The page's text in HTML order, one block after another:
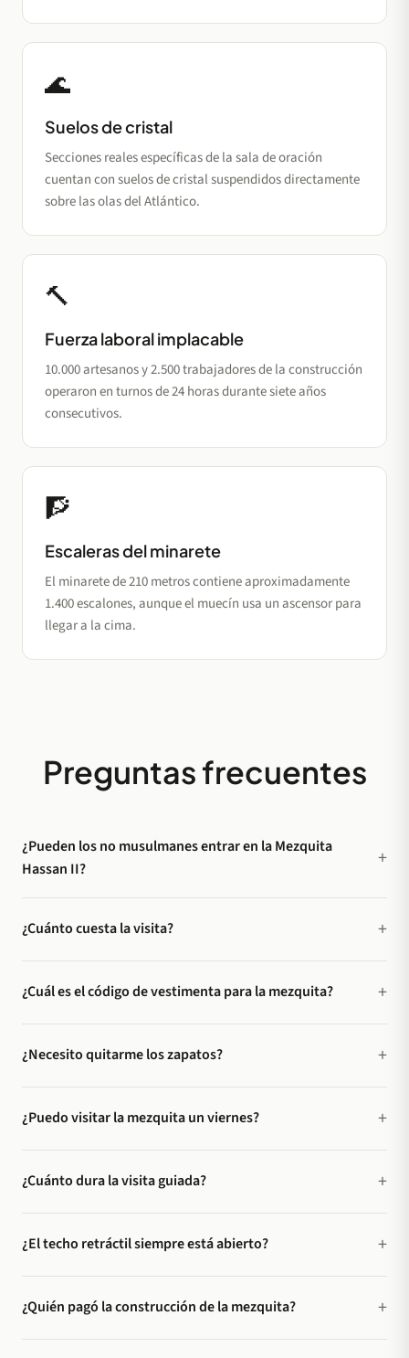
🌊
Suelos de cristal
Secciones reales específicas de la sala de oración
cuentan con suelos de cristal suspendidos directamente
sobre las olas del Atlántico.
🔨
Fuerza laboral implacable
10.000 artesanos y 2.500 trabajadores de la construcción
operaron en turnos de 24 horas durante siete años
consecutivos.
🧗
Escaleras del minarete
El minarete de 210 metros contiene aproximadamente
1.400 escalones, aunque el muecín usa un ascensor para
llegar a la cima.
Preguntas frecuentes
¿Pueden los no musulmanes entrar en la Mezquita
Hassan II?
¿Cuánto cuesta la visita?
¿Cuál es el código de vestimenta para la mezquita?
¿Necesito quitarme los zapatos?
¿Puedo visitar la mezquita un viernes?
¿Cuánto dura la visita guiada?
¿El techo retráctil siempre está abierto?
¿Quién pagó la construcción de la mezquita?